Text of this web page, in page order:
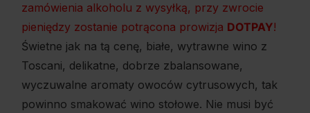
zamówienia alkoholu z wysyłką, przy zwrocie
pieniędzy zostanie potrącona prowizja DOTPAY!
Świetne jak na tą cenę, białe, wytrawne wino z
Toscani, delikatne, dobrze zbalansowane,
wyczuwalne aromaty owoców cytrusowych, tak
powinno smakować wino stołowe. Nie musi być